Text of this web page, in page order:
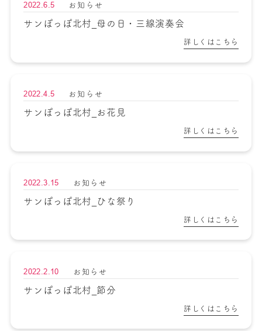
2022.6.5 お知らせ
サンぽっぽ北村_母の日・三線演奏会
詳しくはこちら
2022.4.5 お知らせ
サンぽっぽ北村_お花見
詳しくはこちら
2022.3.15 お知らせ
サンぽっぽ北村_ひな祭り
詳しくはこちら
2022.2.10 お知らせ
サンぽっぽ北村_節分
詳しくはこちら